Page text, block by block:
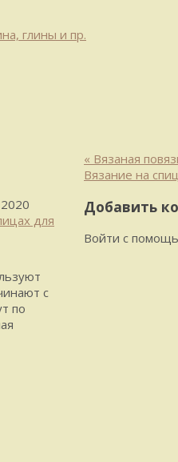
глины и пр.
для
с
по
« Вязаная
Вязание на
Добавить
Войти с